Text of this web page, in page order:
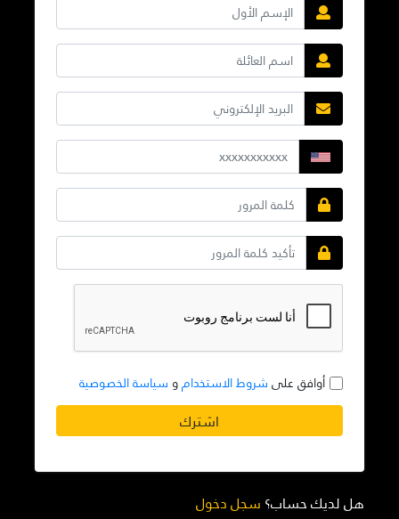
أوافق علىشروط الاستخدامو سياسة الخصوصية
اشترك
هل لديك حساب؟ سجل دخول